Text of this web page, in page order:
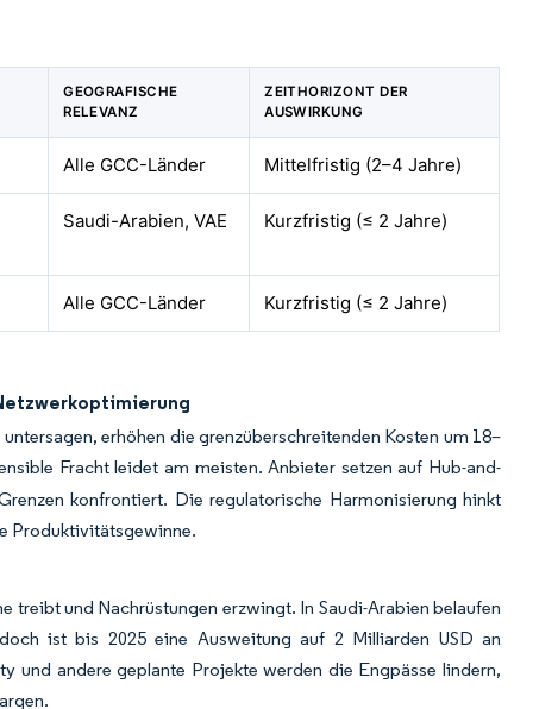
GEOGRAFISCHE
RELEVANZ
ZEITHORIZONT DER
AUSWIRKUNG
Alle GCC-Länder Mittelfristig (2–4 Jahre)
Saudi-Arabien, VAE Kurzfristig (≤ 2 Jahre)
Alle GCC-Länder Kurzfristig (≤ 2 Jahre)
erhöhen die grenzüberschreitenden Kosten um 18–
Fracht leidet am meisten. Anbieter setzen auf Hub-and-
konfrontiert. Die regulatorische Harmonisierung hinkt
Produktivitätsgewinne.
treibt und Nachrüstungen erzwingt. In Saudi-Arabien belaufen
ist bis 2025 eine Ausweitung auf 2 Milliarden USD an
und andere geplante Projekte werden die Engpässe lindern,